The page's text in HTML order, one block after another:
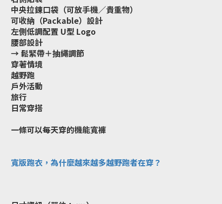
中央拉鍊口袋（可放手機／貴重物）
可收納（Packable）設計
左側低調配置 U型 Logo
腰部設計
→ 鬆緊帶＋抽繩調節
穿著情境
越野跑
戶外活動
旅行
日常穿搭
一條可以每天穿的機能寬褲
寬版跑衣，為什麼越來越多越野跑者在穿？